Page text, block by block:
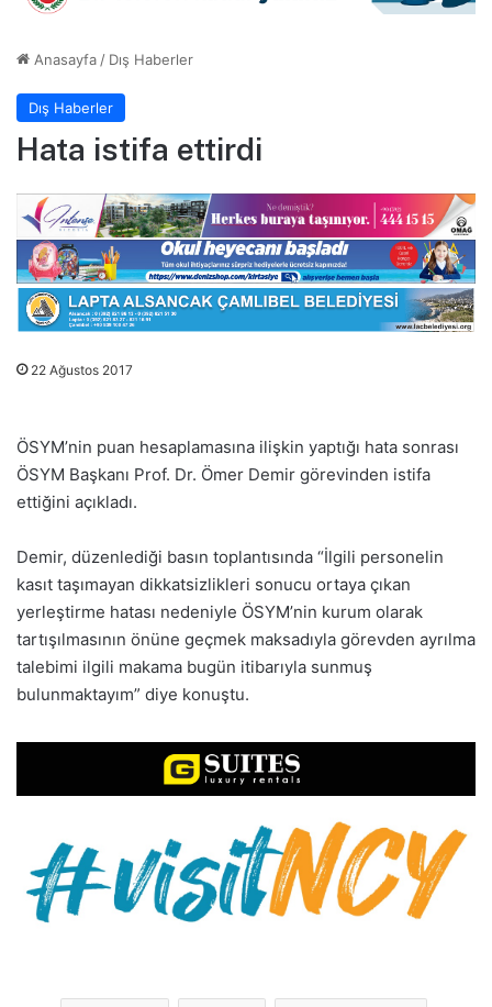
Anasayfa / Dış Haberler
Dış Haberler
Hata istifa ettirdi
22 Ağustos 2017
ÖSYM’nin puan hesaplamasına ilişkin yaptığı hata sonrası
ÖSYM Başkanı Prof. Dr. Ömer Demir görevinden istifa
ettiğini açıkladı.
Demir, düzenlediği basın toplantısında “İlgili personelin
kasıt taşımayan dikkatsizlikleri sonucu ortaya çıkan
yerleştirme hatası nedeniyle ÖSYM’nin kurum olarak
tartışılmasının önüne geçmek maksadıyla görevden ayrılma
talebimi ilgili makama bugün itibarıyla sunmuş
bulunmaktayım” diye konuştu.